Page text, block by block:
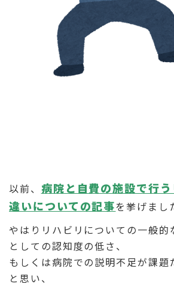
以前、 病院と自費の施設で行
違いについての記事を挙げまし
やはりリハビリについての一般的
としての認知度の低さ、
もしくは病院での説明不足が課題
と思い、